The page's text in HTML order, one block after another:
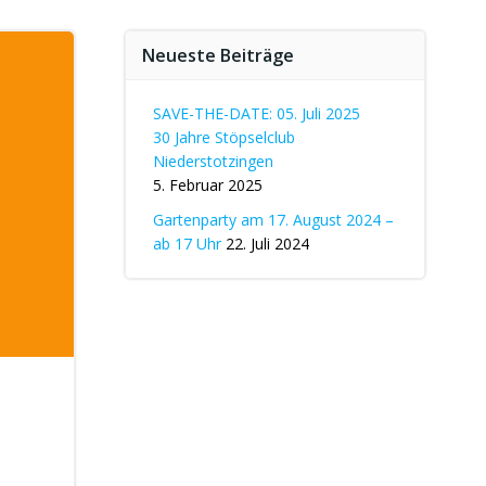
Neueste Beiträge
SAVE-THE-DATE: 05. Juli 2025
30 Jahre Stöpselclub
Niederstotzingen
5. Februar 2025
Gartenparty am 17. August 2024 –
ab 17 Uhr 22. Juli 2024